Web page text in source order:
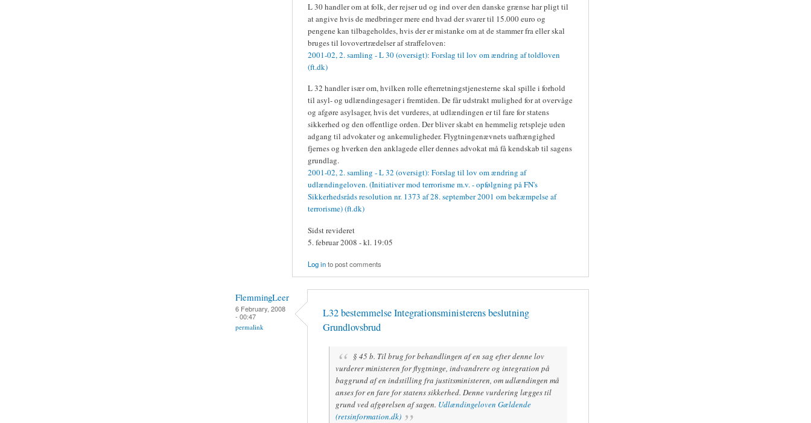
L 30 handler om at folk, der rejser ud og ind over den danske grænse har pligt til
at angive hvis de medbringer mere end hvad der svarer til 15.000 euro og
pengene kan tilbageholdes, hvis der er mistanke om at de stammer fra eller skal
bruges til lovovertrædelser af straffeloven:
2001-02, 2. samling - L 30 (oversigt): Forslag til lov om ændring af toldloven
(ft.dk)
L 32 handler især om, hvilken rolle efterretningstjenesterne skal spille i forhold
til asyl- og udlændingesager i fremtiden. De får udstrakt mulighed for at overvåge
og afgøre asylsager, hvis det vurderes, at udlændingen er til fare for statens
sikkerhed og den offentlige orden. Der bliver skabt en hemmelig retspleje uden
adgang til advokater og ankemuligheder. Flygtningenævnets uafhængighed
fjernes og hverken den anklagede eller dennes advokat må få kendskab til sagens
grundlag.
2001-02, 2. samling - L 32 (oversigt): Forslag til lov om ændring af
udlændingeloven. (Initiativer mod terrorisme m.v. - opfølgning på FN's
Sikkerhedsråds resolution nr. 1373 af 28. september 2001 om bekæmpelse af
terrorisme) (ft.dk)
Sidst revideret
5. februar 2008 - kl. 19:05
Log into post comments
FlemmingLeer
6 February, 2008
- 00:47
permalink
L32 bestemmelse Integrationsministerens beslutning
Grundlovsbrud
§ 45 b. Til brug for behandlingen af en sag efter denne lov
vurderer ministeren for flygtninge, indvandrere og integration på
baggrund af en indstilling fra justitsministeren, om udlændingen må
anses for en fare for statens sikkerhed. Denne vurdering lægges til
grund ved afgørelsen af sagen. Udlændingeloven Gældende
(retsinformation.dk)